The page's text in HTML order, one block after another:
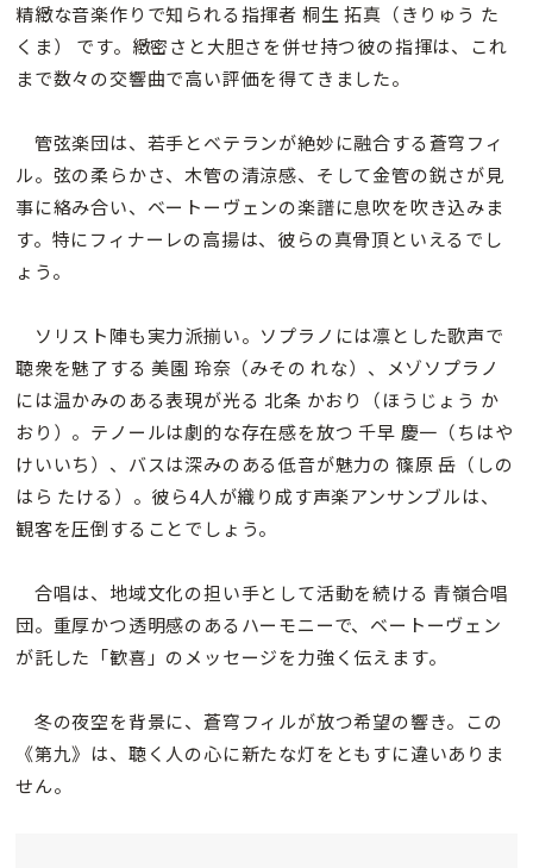
精緻な音楽作りで知られる指揮者 桐生 拓真（きりゅう た
くま） です。緻密さと大胆さを併せ持つ彼の指揮は、これ
まで数々の交響曲で高い評価を得てきました。
管弦楽団は、若手とベテランが絶妙に融合する蒼穹フィ
ル。弦の柔らかさ、木管の清涼感、そして金管の鋭さが見
事に絡み合い、ベートーヴェンの楽譜に息吹を吹き込みま
す。特にフィナーレの高揚は、彼らの真骨頂といえるでし
ょう。
ソリスト陣も実力派揃い。ソプラノには凛とした歌声で
聴衆を魅了する 美園 玲奈（みその れな）、メゾソプラノ
には温かみのある表現が光る 北条 かおり（ほうじょう か
おり）。テノールは劇的な存在感を放つ 千早 慶一（ちはや
けいいち）、バスは深みのある低音が魅力の 篠原 岳（しの
はら たける）。彼ら4人が織り成す声楽アンサンブルは、
観客を圧倒することでしょう。
合唱は、地域文化の担い手として活動を続ける 青嶺合唱
団。重厚かつ透明感のあるハーモニーで、ベートーヴェン
が託した「歓喜」のメッセージを力強く伝えます。
冬の夜空を背景に、蒼穹フィルが放つ希望の響き。この
《第九》は、聴く人の心に新たな灯をともすに違いありま
せん。